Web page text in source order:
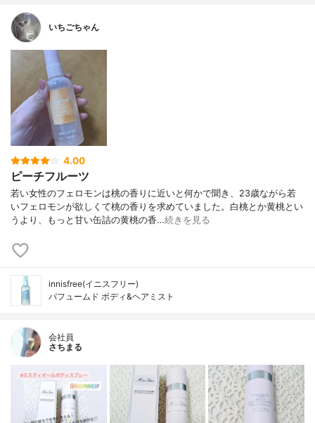
いちごちゃん
4.00
ピーチフルーツ
若い女性のフェロモンは桃の香りに近いと何かで聞き、23歳ながら若
いフェロモンが欲しくて桃の香りを求めていました。白桃とか黄桃とい
うより、もっと甘い缶詰の黄桃の香…続きを見る
innisfree(イニスフリー)
パフュームド ボディ&ヘアミスト
会社員
さちまる